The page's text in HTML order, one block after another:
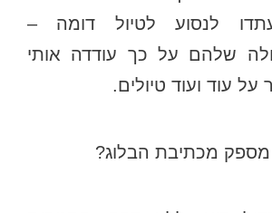
לנסוע לטיול דומה –
שלהם על כך עודדה אותי
עוד ועוד טיולים.
מכתיבת הבלוג?